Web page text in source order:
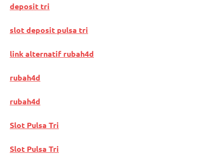
deposit tri
slot deposit pulsa tri
link alternatif rubah4d
rubah4d
rubah4d
Slot Pulsa Tri
Slot Pulsa Tri